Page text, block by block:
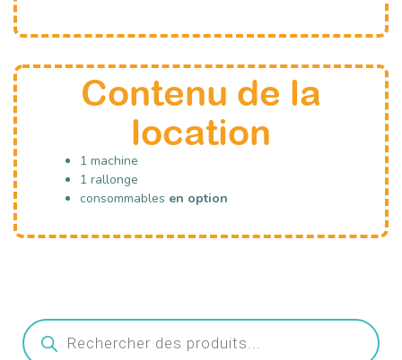
Contenu de la
location
1 machine
1 rallonge
consommables en option